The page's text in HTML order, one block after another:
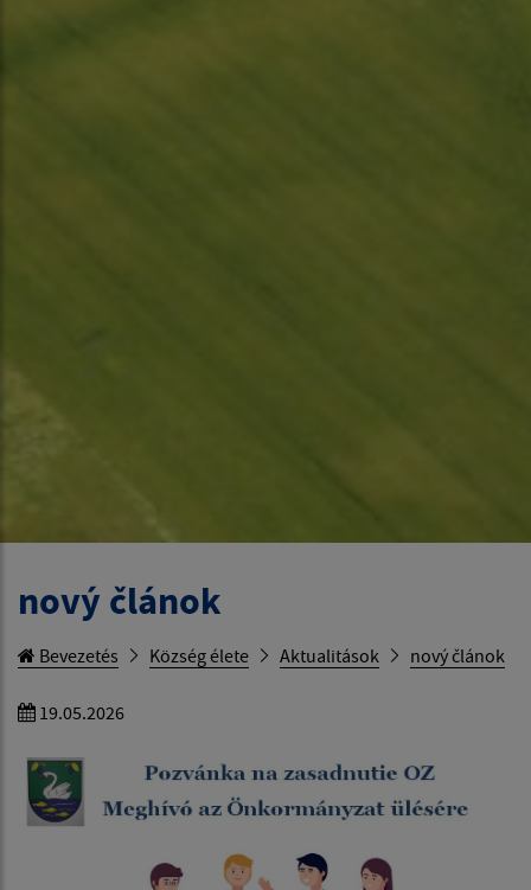
nový článok
Bevezetés Község élete Aktualitások nový článok
19.05.2026